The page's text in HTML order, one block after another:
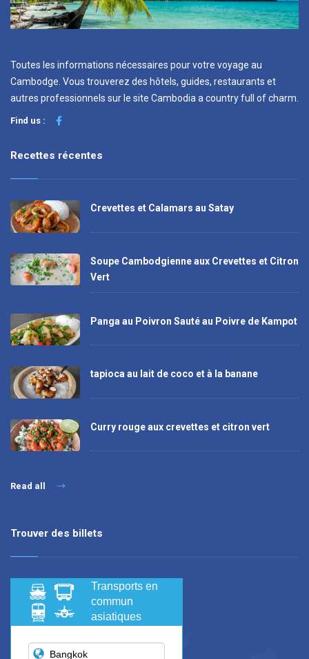
Toutes les informations nécessaires pour votre voyage au
Cambodge. Vous trouverez des hôtels, guides, restaurants et
autres professionnels sur le site Cambodia a country full of charm.
Find us :
Recettes récentes
Crevettes et Calamars au Satay
Soupe Cambodgienne aux Crevettes et Citron
Vert
Panga au Poivron Sauté au Poivre de Kampot
tapioca au lait de coco et à la banane
Curry rouge aux crevettes et citron vert
Read all
Trouver des billets
Transports en
commun
asiatiques